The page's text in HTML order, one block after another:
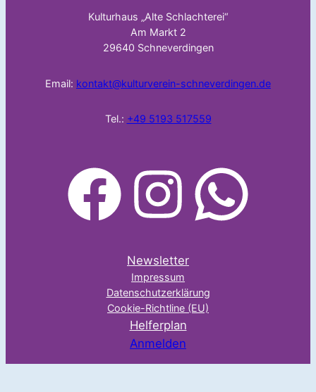
Kulturhaus „Alte Schlachterei“
Am Markt 2
29640 Schneverdingen
Email: kontakt@kulturverein-schneverdingen.de
Tel.: +49 5193 517559
facebook Instagram WhatsApp
Newsletter
Impressum
Datenschutzerklärung
Cookie-Richtline (EU)
Helferplan
Anmelden